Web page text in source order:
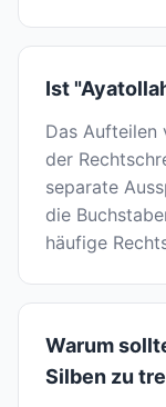
Ist
Das Aufteilen
der
separate
die
häufige
Warum
Silben zu